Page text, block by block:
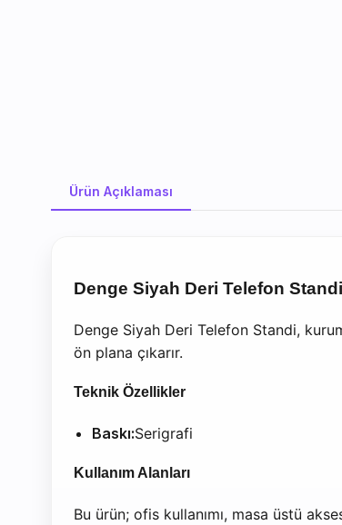
Ürün Açıklaması
Denge Siyah Deri Telefon Standi
Denge Siyah Deri Telefon Standi,
ön plana çıkarır.
Teknik Özellikler
Baskı:Serigrafi
Kullanım Alanları
Bu ürün; ofis kullanımı, masa üstü